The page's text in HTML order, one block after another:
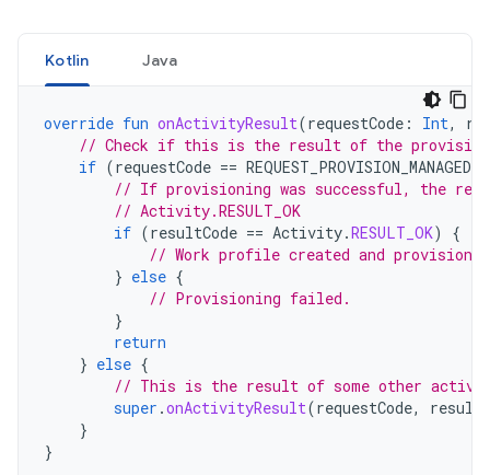
Kotlin Java
override fun onActivityResult(requestCode : Int,
// Check if this is the result of the
if (requestCode ==
// If provisioning was successful, the
// Activity.RESULT_OK
if (resultCode == Activity.RESULT_OK)
{
// Work profile created and
} else {
// Provisioning failed.
}
return
} else {
// This is the result of some other
super .onActivityResult(requestCode,
}
}